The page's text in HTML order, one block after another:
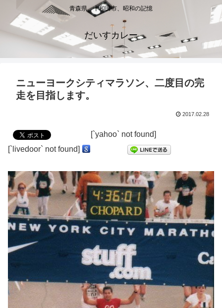
青森県、十和田市、昭和の記憶
だいすカレー
ニューヨークシティマラソン、二度目の完
走を目指します。
2017.02.28
[`yahoo` not found]
[`livedoor` not found]